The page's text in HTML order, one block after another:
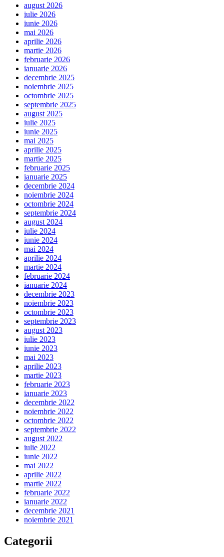
august 2026
iulie 2026
iunie 2026
mai 2026
aprilie 2026
martie 2026
februarie 2026
ianuarie 2026
decembrie 2025
noiembrie 2025
octombrie 2025
septembrie 2025
august 2025
iulie 2025
iunie 2025
mai 2025
aprilie 2025
martie 2025
februarie 2025
ianuarie 2025
decembrie 2024
noiembrie 2024
octombrie 2024
septembrie 2024
august 2024
iulie 2024
iunie 2024
mai 2024
aprilie 2024
martie 2024
februarie 2024
ianuarie 2024
decembrie 2023
noiembrie 2023
octombrie 2023
septembrie 2023
august 2023
iulie 2023
iunie 2023
mai 2023
aprilie 2023
martie 2023
februarie 2023
ianuarie 2023
decembrie 2022
noiembrie 2022
octombrie 2022
septembrie 2022
august 2022
iulie 2022
iunie 2022
mai 2022
aprilie 2022
martie 2022
februarie 2022
ianuarie 2022
decembrie 2021
noiembrie 2021
Categorii